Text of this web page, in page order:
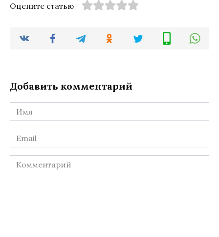
Оцените статью
Добавить комментарий
Имя
*
Email
*
Комментарий